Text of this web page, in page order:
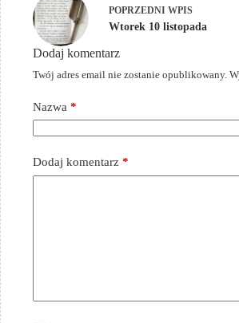
POPRZEDNI WPIS
Wtorek 10 listopada
Dodaj komentarz
Twój adres email nie zostanie opublikowany.
Nazwa *
Dodaj komentarz *